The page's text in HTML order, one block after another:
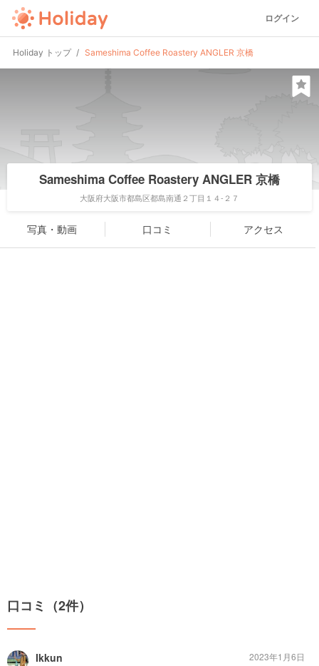
ログイン
Holiday トップ Sameshima Coffee Roastery ANGLER 京橋
Sameshima Coffee Roastery ANGLER 京橋
大阪府大阪市都島区都島南通２丁目１４-２７
写真・動画 口コミ アクセス
口コミ（2件）
Ikkun
2023年1月6日